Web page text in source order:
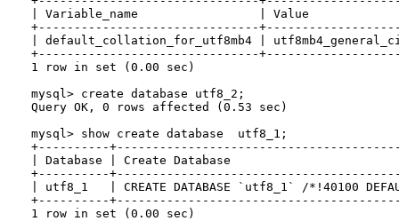
| Variable_name                 | Value
+-------------------------------
| default_collation_for_utf8mb4 |
+-------------------------------
1 row in set (0.00 sec)
mysql> create database utf8_2;
Query OK, 0 rows affected (0.53 sec)
mysql> show create database  utf8_1;
+----------
| Database | Create Database
+----------
| utf8_1   | CREATE DATABASE `utf8_1` /*!40100
+----------
1 row in set (0.00 sec)